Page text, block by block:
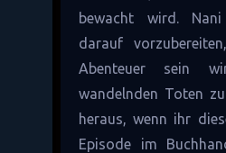
bewacht wird.
darauf
Abenteuer sein
wandelnden Toten
heraus, wenn ihr
Episode im